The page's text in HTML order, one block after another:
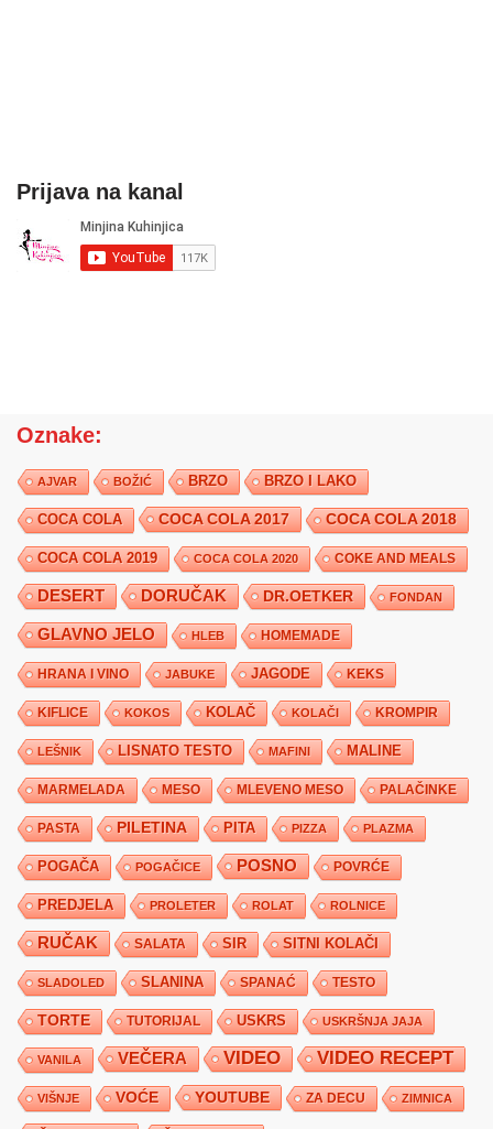
Prijava na kanal
Oznake:
AJVAR BOŽIĆ BRZO BRZO I LAKO
COCA COLA COCA COLA 2017 COCA COLA 2018
COCA COLA 2019 COCA COLA 2020 COKE AND MEALS
DESERT DORUČAK DR.OETKER FONDAN
GLAVNO JELO HLEB HOMEMADE
HRANA I VINO JABUKE JAGODE KEKS
KIFLICE KOKOS KOLAČ KOLAČI KROMPIR
LEŠNIK LISNATO TESTO MAFINI MALINE
MARMELADA MESO MLEVENO MESO PALAČINKE
PASTA PILETINA PITA PIZZA PLAZMA
POGAČA POGAČICE POSNO POVRĆE
PREDJELA PROLETER ROLAT ROLNICE
RUČAK SALATA SIR SITNI KOLAČI
SLADOLED SLANINA SPANAĆ TESTO
TORTE TUTORIJAL USKRS USKRŠNJA JAJA
VANILA VEČERA VIDEO VIDEO RECEPT
VIŠNJE VOĆE YOUTUBE ZA DECU ZIMNICA